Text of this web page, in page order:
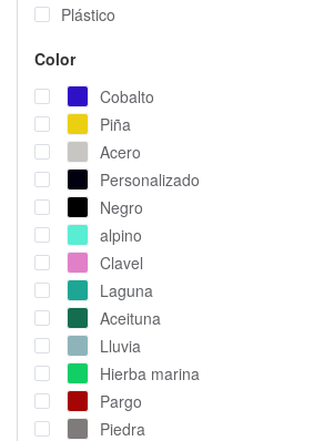
Plástico
Color
Cobalto
Piña
Acero
Personalizado
Negro
alpino
Clavel
Laguna
Aceituna
Lluvia
Hierba marina
Pargo
Piedra